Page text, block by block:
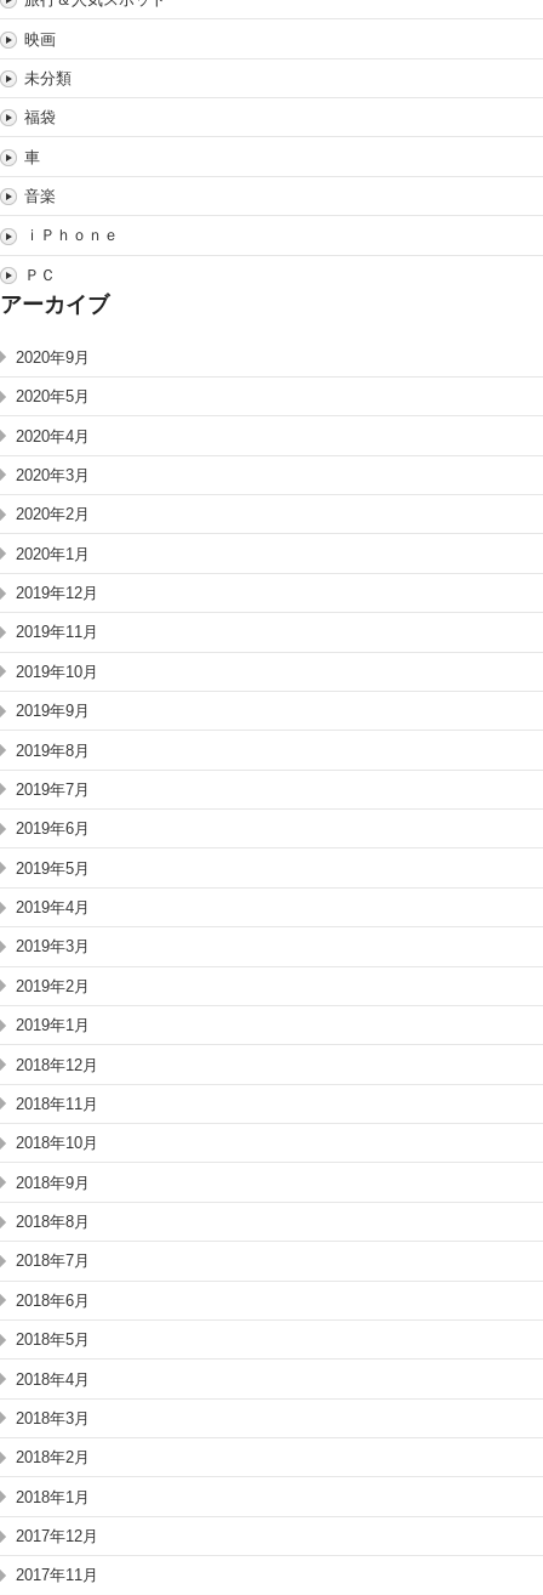
映画
未分類
福袋
車
音楽
ｉＰｈｏｎｅ
ＰＣ
アーカイブ
2020年9月
2020年5月
2020年4月
2020年3月
2020年2月
2020年1月
2019年12月
2019年11月
2019年10月
2019年9月
2019年8月
2019年7月
2019年6月
2019年5月
2019年4月
2019年3月
2019年2月
2019年1月
2018年12月
2018年11月
2018年10月
2018年9月
2018年8月
2018年7月
2018年6月
2018年5月
2018年4月
2018年3月
2018年2月
2018年1月
2017年12月
2017年11月